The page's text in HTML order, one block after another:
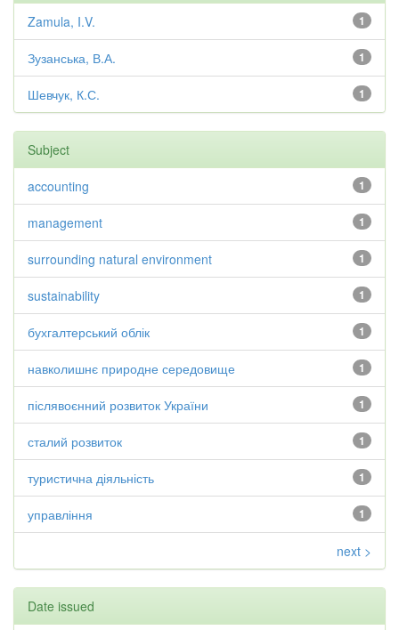
1
Zamula, I.V.
1
Зузанська, В.А.
1
Шевчук, К.С.
Subject
1
accounting
1
management
1
surrounding natural environment
1
sustainability
1
бухгалтерський облік
1
навколишнє природне середовище
1
післявоєнний розвиток України
1
сталий розвиток
1
туристична діяльність
1
управління
next >
Date issued